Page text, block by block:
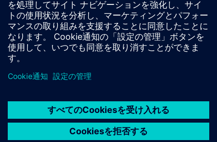
させましょう。このコンパクトな実験室では、プロ仕様の
環境で、新しい品種、技術、栽培レシピを使った制御され
た実験が可能です。
詳細情報